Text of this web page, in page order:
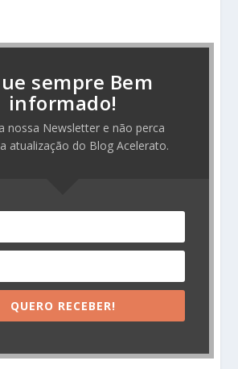
sempre Bem
informado!
nossa Newsletter e não perca
atualização do Blog Acelerato.
QUERO RECEBER!